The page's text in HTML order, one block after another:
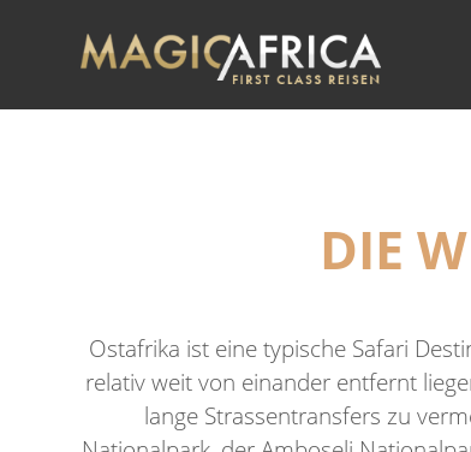
DIE
Ostafrika ist eine typische Safari
relativ weit von einander entfernt
lange Strassentransfers zu